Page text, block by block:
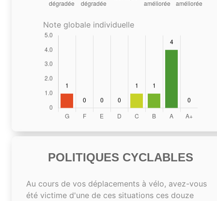
Note globale individuelle
POLITIQUES CYCLABLES
Au cours de vos déplacements à vélo, avez-vous
été victime d'une de ces situations ces douze